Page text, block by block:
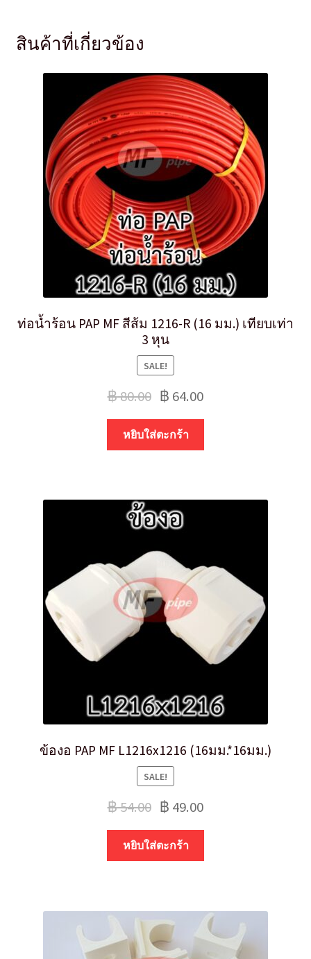
สินค้าที่เกี่ยวข้อง
ท่อน้ำร้อน PAP MF สีส้ม 1216-R (16 มม.) เทียบเท่า
3 หุน
SALE!
฿80.00 ฿ 64.00
หยิบใส่ตะกร้า
ข้องอ PAP MF L1216x1216 (16มม.*16มม.)
SALE!
฿54.00 ฿ 49.00
หยิบใส่ตะกร้า